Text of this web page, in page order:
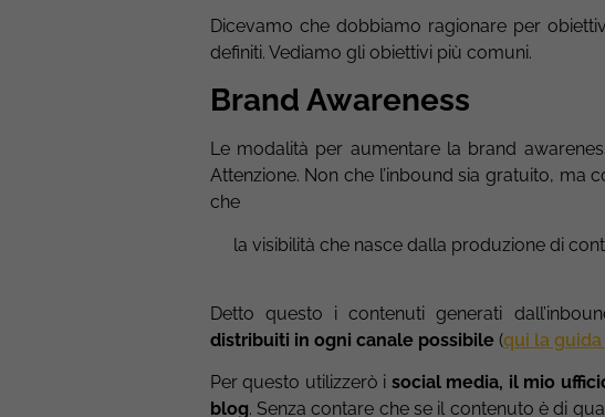
Dicevamo che dobbiamo ragionare per
definiti. Vediamo gli obiettivi più comuni.
Brand Awareness
Le modalità per aumentare la brand
Attenzione. Non che l’inbound sia gratuito, ma
che
la visibilità che nasce dalla produzione di
Detto questo i contenuti generati
distribuiti in ogni canale possibile(qui la
Per questo utilizzerò i social media, il mio
blog. Senza contare che se il contenuto è di